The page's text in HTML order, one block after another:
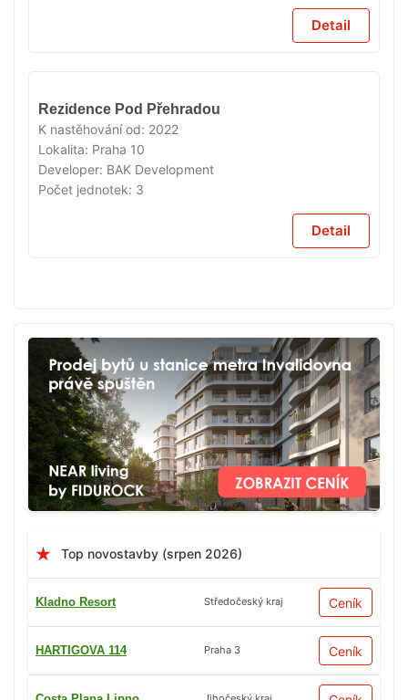
Detail
Rezidence Pod Přehradou
K nastěhování od: 2022
Lokalita: Praha 10
Developer: BAK Development
Počet jednotek: 3
Detail
Top novostavby (srpen 2026)
Kladno Resort Středočeský kraj Ceník
HARTIGOVA 114 Praha 3 Ceník